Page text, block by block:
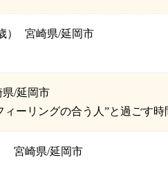
）
宮崎県/延岡市
県/延岡市
ィーリングの合う人”と過ごす時
宮崎県/延岡市